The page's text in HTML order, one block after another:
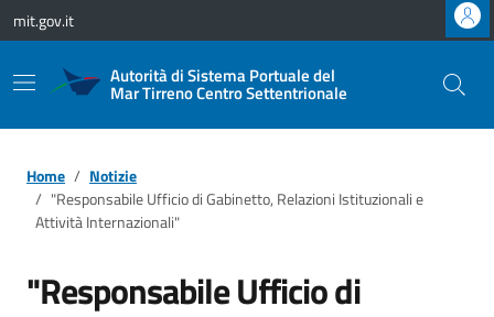
Vai ai contenuti
Vai al footer
mit.gov.it
Autorità di Sistema Portuale del
Mar Tirreno Centro Settentrionale
Home
Notizie
"Responsabile Ufficio di Gabinetto, Relazioni Istituzionali e
Attività Internazionali"
"Responsabile Ufficio di